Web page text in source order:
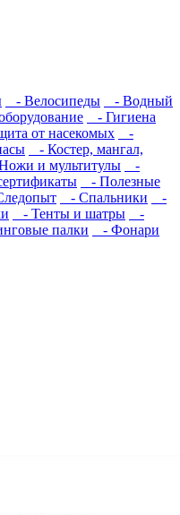
- Велосипеды
- Водный
- Гигиена
от насекомых
-
- Костер, мангал,
и мультитулы
-
- Полезные
- Спальники
-
- Тенты и шатры
-
палки
- Фонари